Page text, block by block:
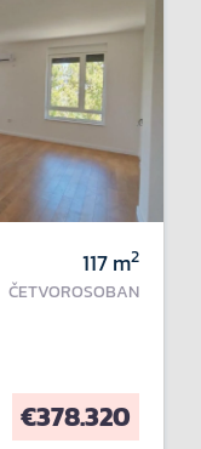
117m2
ČETVOROSOBAN
€378.320